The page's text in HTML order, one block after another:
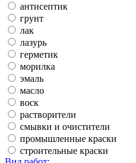
антисептик
грунт
лак
лазурь
герметик
морилка
эмаль
масло
воск
растворители
смывки и очистители
промышленные краски
строительные краски